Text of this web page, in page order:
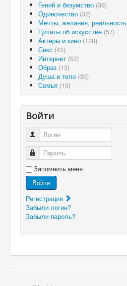
Гений и безумство (39)
Одиночество (32)
Мечты, желания, реальность
Цитаты об искусстве (57)
Актеры и кино (128)
Секс (43)
Интернет (53)
Образ (13)
Душа и тело (30)
Семья (19)
Войти
Логин
Пароль
Запомнить меня
Войти
Регистрация
Забыли логин?
Забыли пароль?